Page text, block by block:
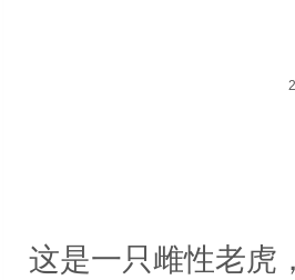
这是一只雌性老虎